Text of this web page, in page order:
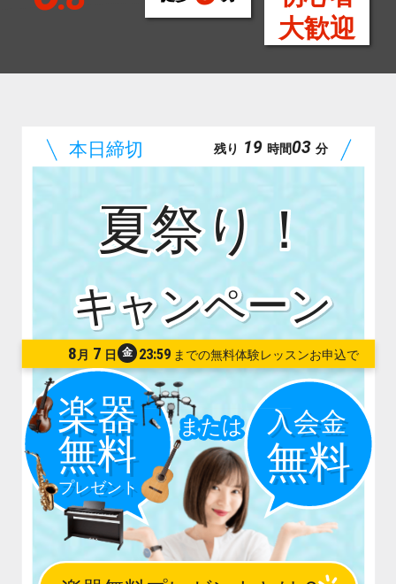
大歓迎
夏祭り！
8 月 7 日 金23:59
残り 19 時間03 分